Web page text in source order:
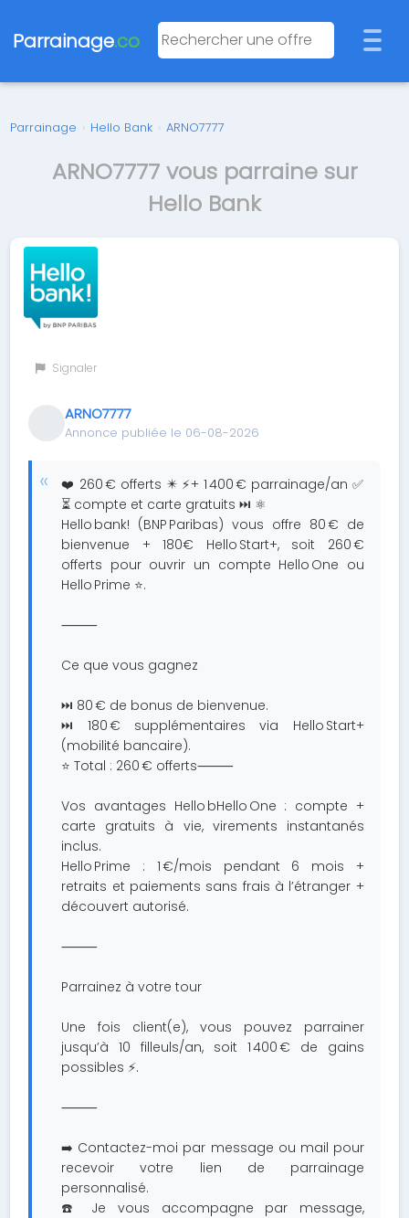
Parrainage.co
Parrainage › Hello Bank › ARNO7777
ARNO7777 vous parraine sur
Hello Bank
Signaler
ARNO7777
Annonce publiée le 06-08-2026
❤️ 260 € offerts ✴️ ⚡+ 1 400 € parrainage/an ✅
⏳ compte et carte gratuits ⏭ ⚛️
Hello bank! (BNP Paribas) vous offre 80 € de
bienvenue + 180€ Hello Start+, soit 260 €
offerts pour ouvrir un compte Hello One ou
Hello Prime ⭐.
⸻
Ce que vous gagnez
⏭ 80 € de bonus de bienvenue.
⏭ 180 € supplémentaires via Hello Start+
(mobilité bancaire).
⭐ Total : 260 € offerts⸻
Vos avantages Hello bHello One : compte +
carte gratuits à vie, virements instantanés
inclus.
Hello Prime : 1 €/mois pendant 6 mois +
retraits et paiements sans frais à l’étranger +
découvert autorisé.
⸻
Parrainez à votre tour
Une fois client(e), vous pouvez parrainer
jusqu’à 10 filleuls/an, soit 1 400 € de gains
possibles ⚡.
⸻
➡️ Contactez-moi par message ou mail pour
recevoir votre lien de parrainage
personnalisé.
☎️ Je vous accompagne par message,